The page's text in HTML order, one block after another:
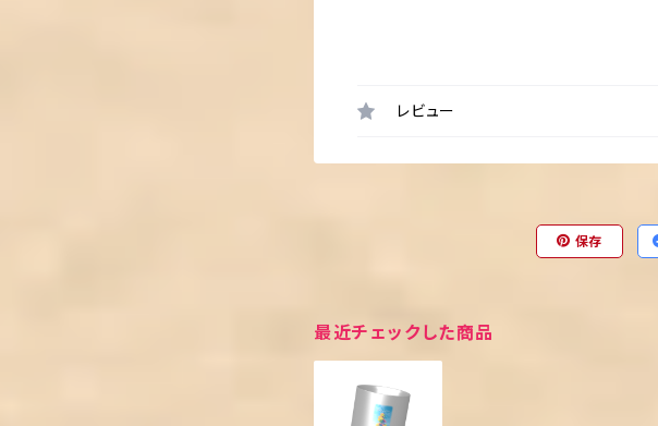
レビュー
保存
最近チェックした商品